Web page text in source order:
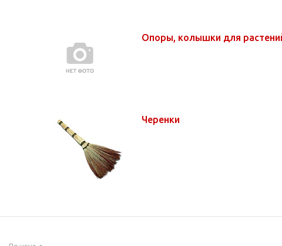
Опоры, колышки для
Черенки